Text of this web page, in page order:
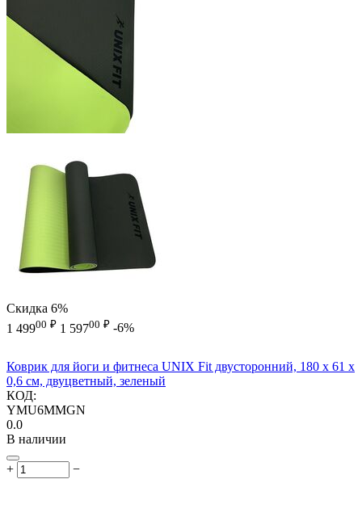
Скидка 6%
1 49900 ₽ 1 59700 ₽ -6%
Коврик для йоги и фитнеса UNIX Fit двусторонний, 180 х 61 х
0,6 см, двуцветный, зеленый
КОД:
YMU6MMGN
0.0
В наличии
+ −